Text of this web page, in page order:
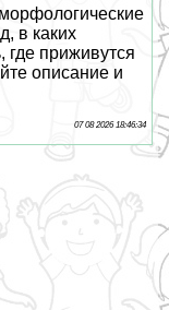
в каких
где приживутся
описание и
07 08 2026 18:46:34